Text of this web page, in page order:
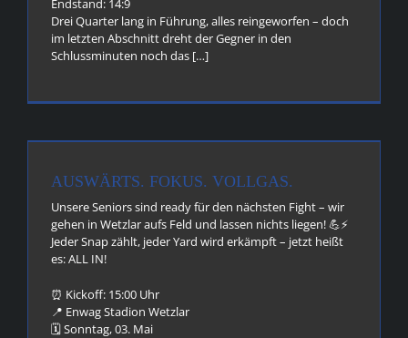
Endstand: 14:9
Drei Quarter lang in Führung, alles reingeworfen – doch
im letzten Abschnitt dreht der Gegner in den
Schlussminuten noch das […]
AUSWÄRTS. FOKUS. VOLLGAS.
Unsere Seniors sind ready für den nächsten Fight – wir
gehen in Wetzlar aufs Feld und lassen nichts liegen! 💪⚡
Jeder Snap zählt, jeder Yard wird erkämpft – jetzt heißt
es: ALL IN!
⏰ Kickoff: 15:00 Uhr
📍 Enwag Stadion Wetzlar
🗓 Sonntag, 03. Mai